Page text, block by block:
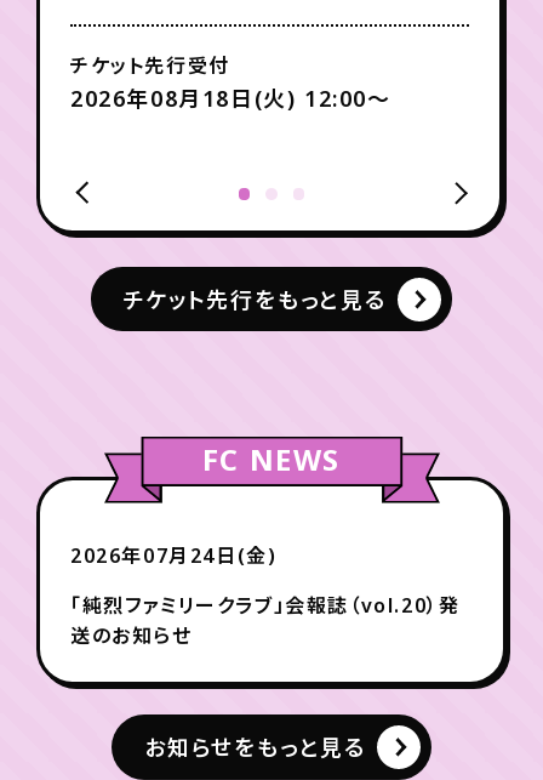
チケット先行受付
2026年08月18日(火) 12:00〜
チケット先行をもっと見る
FC NEWS
2026年07月24日(金)
「純烈ファミリークラブ」会報誌（vol.20）発
送のお知らせ
お知らせをもっと見る